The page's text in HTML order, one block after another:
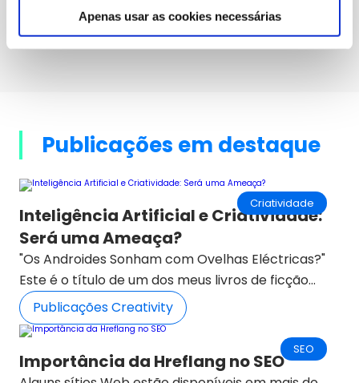
Apenas usar as cookies necessárias
das empresas farmacêuticas mais importantes do
México.
Descarregar Observatório
Publicações em destaque
Criatividade
Inteligência Artificial e Criatividade:
Será uma Ameaça?
"Os Androides Sonham com Ovelhas Eléctricas?"
Este é o título de um dos meus livros de ficção
científica favoritos do escritor Philip K. Dick. Um
livro que foi mais tarde adaptado pelo realizador
Ridley Scott no filme Blade Runner, outra obra-
prima dos anos 80. O filme conta uma história de
Publicações Creativity
SEO
Importância da Hreflang no SEO